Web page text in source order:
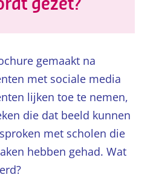
gezet?
gemaakt na
met sociale media
lijken toe te nemen,
die dat beeld kunnen
met scholen die
hebben gehad. Wat